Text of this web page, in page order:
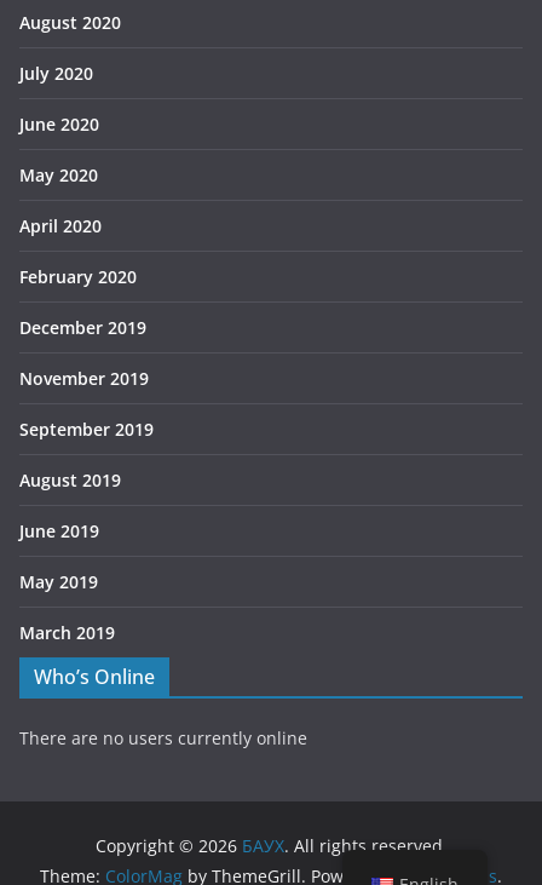
August 2020
July 2020
June 2020
May 2020
April 2020
February 2020
December 2019
November 2019
September 2019
August 2019
June 2019
May 2019
March 2019
Who’s Online
There are no users currently online
Copyright © 2026 БАУХ. All rights reserved.
Theme: ColorMag by ThemeGrill. Powered byWordPress.